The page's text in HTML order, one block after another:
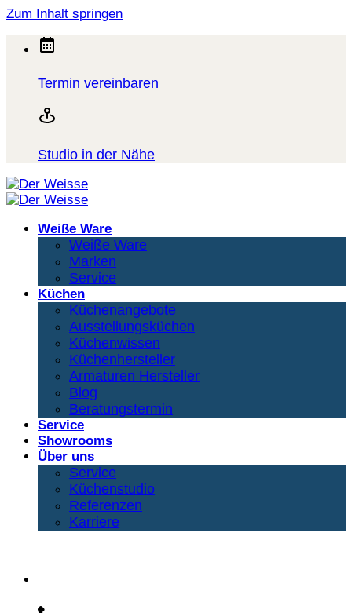
Zum Inhalt springen
Termin vereinbaren
Studio in der Nähe
Weiße Ware
Weiße Ware
Marken
Service
Küchen
Küchenangebote
Ausstellungsküchen
Küchenwissen
Küchenhersteller
Armaturen Hersteller
Blog
Beratungstermin
Service
Showrooms
Über uns
Service
Küchenstudio
Referenzen
Karriere